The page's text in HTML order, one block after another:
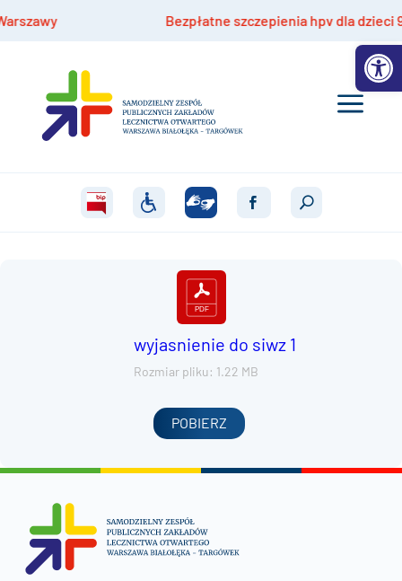
Bezpłatne szczepienia hpv dla dzieci 9-14
wyjasnienie do siwz 1
Rozmiar pliku: 1.22 MB
POBIERZ